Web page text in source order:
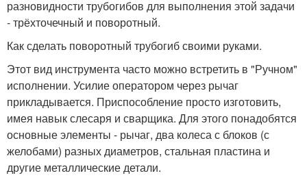
разновидности трубогибов для выполнения этой задачи
- трёхточечный и поворотный.
Как сделать поворотный трубогиб своими руками.
Этот вид инструмента часто можно встретить в "Ручном"
исполнении. Усилие оператором через рычаг
прикладывается. Приспособление просто изготовить,
имея навык слесаря и сварщика. Для этого понадобятся
основные элементы - рычаг, два колеса с блоков (с
желобами) разных диаметров, стальная пластина и
другие металлические детали.